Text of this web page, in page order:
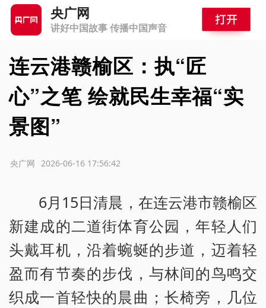
央广网
讲好中国故事 传播中国声音
连云港赣榆区：执“匠
心”之笔 绘就民生幸福“实
景图”
2026-06-16 17:56:42
央广网
6月15日清晨，在连云港市赣榆区
新建成的二道街体育公园，年轻人们
头戴耳机，沿着蜿蜒的步道，迈着轻
盈而有节奏的步伐，与林间的鸟鸣交
织成一首轻快的晨曲；长椅旁，几位